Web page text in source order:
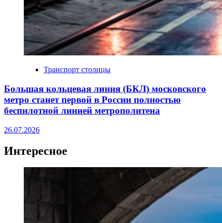
Транспорт столицы
Большая кольцевая линия (БКЛ) московского
метро станет первой в России полностью
беспилотной линией метрополитена
26.07.2026
Интересное